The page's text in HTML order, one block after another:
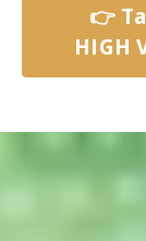
👉
HIGH